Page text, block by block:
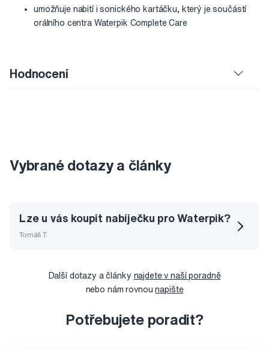
umožňuje nabití i sonického kartáčku, který je součástí
orálního centra Waterpik Complete Care
Hodnocení
Vybrané dotazy a články
Lze u vás koupit nabíječku pro Waterpik?
Tomáš T.
Další dotazy a články najdete v naší poradně
nebo nám rovnounapište
Potřebujete poradit?